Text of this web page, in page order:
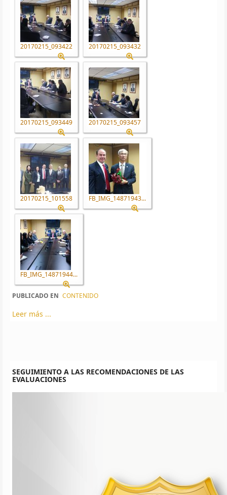
20170215_093422 20170215_093432
20170215_093449 20170215_093457
20170215_101558 FB_IMG_14871943...
FB_IMG_14871944...
PUBLICADO EN CONTENIDO
Leer más ...
SEGUIMIENTO A LAS RECOMENDACIONES DE LAS
EVALUACIONES